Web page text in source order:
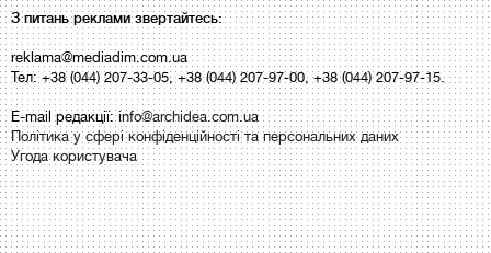
З питань реклами звертайтесь:
reklama@mediadim.com.ua
Тел: +38 (044) 207-33-05, +38 (044) 207-97-00, +38 (044) 207-97-15.
E-mail редакції:info@archidea.com.ua
Політика у сфері конфіденційності та персональних даних
Угода користувача